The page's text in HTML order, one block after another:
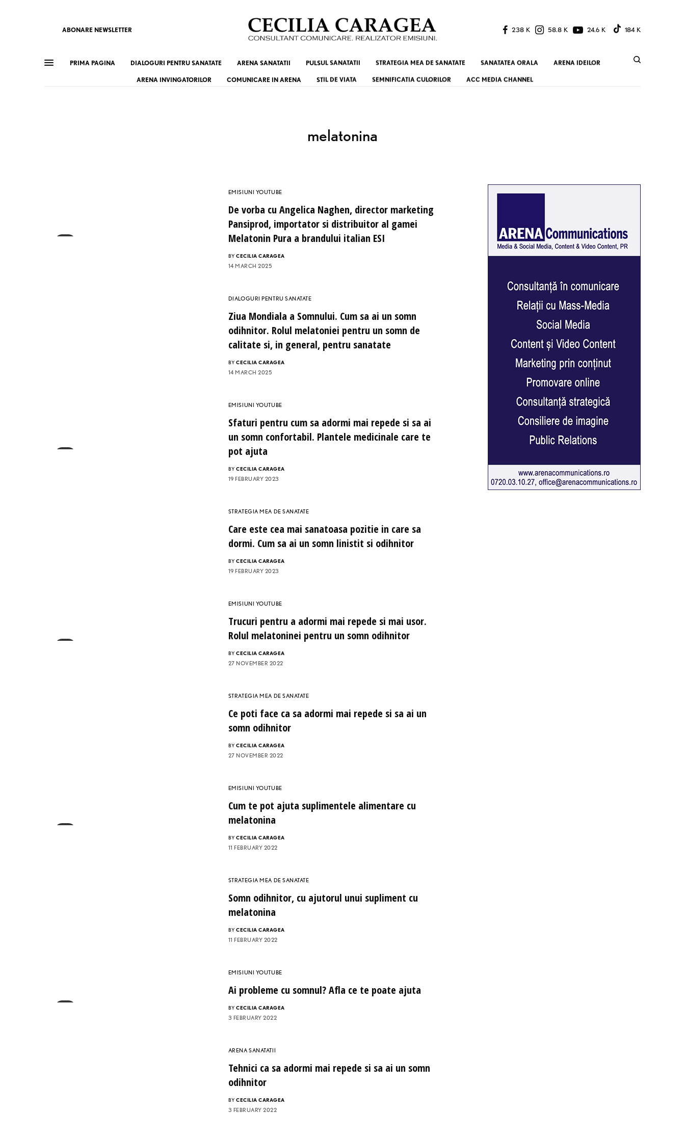
ABONARE NEWSLETTER 238 K 58.8 K 24.6 K 184 K
PRIMA PAGINA DIALOGURI PENTRU SANATATE ARENA SANATATII PULSUL SANATATII STRATEGIA MEA DE SANATATE SANATATEA ORALA ARENA IDEILOR
ARENA INVINGATORILOR COMUNICARE IN ARENA STIL DE VIATA SEMNIFICATIA CULORILOR ACC MEDIA CHANNEL
melatonina
EMISIUNI YOUTUBE
De vorba cu Angelica Naghen, director marketing
Pansiprod, importator si distribuitor al gamei
Melatonin Pura a brandului italian ESI
BY CECILIA CARAGEA
14 MARCH 2025
DIALOGURI PENTRU SANATATE
Ziua Mondiala a Somnului. Cum sa ai un somn
odihnitor. Rolul melatoniei pentru un somn de
calitate si, in general, pentru sanatate
BY CECILIA CARAGEA
14 MARCH 2025
EMISIUNI YOUTUBE
Sfaturi pentru cum sa adormi mai repede si sa ai
un somn confortabil. Plantele medicinale care te
pot ajuta
BY CECILIA CARAGEA
19 FEBRUARY 2023
STRATEGIA MEA DE SANATATE
Care este cea mai sanatoasa pozitie in care sa
dormi. Cum sa ai un somn linistit si odihnitor
BY CECILIA CARAGEA
19 FEBRUARY 2023
EMISIUNI YOUTUBE
Trucuri pentru a adormi mai repede si mai usor.
Rolul melatoninei pentru un somn odihnitor
BY CECILIA CARAGEA
27 NOVEMBER 2022
STRATEGIA MEA DE SANATATE
Ce poti face ca sa adormi mai repede si sa ai un
somn odihnitor
BY CECILIA CARAGEA
27 NOVEMBER 2022
EMISIUNI YOUTUBE
Cum te pot ajuta suplimentele alimentare cu
melatonina
BY CECILIA CARAGEA
11 FEBRUARY 2022
STRATEGIA MEA DE SANATATE
Somn odihnitor, cu ajutorul unui supliment cu
melatonina
BY CECILIA CARAGEA
11 FEBRUARY 2022
EMISIUNI YOUTUBE
Ai probleme cu somnul? Afla ce te poate ajuta
BY CECILIA CARAGEA
3 FEBRUARY 2022
ARENA SANATATII
Tehnici ca sa adormi mai repede si sa ai un somn
odihnitor
BY CECILIA CARAGEA
3 FEBRUARY 2022